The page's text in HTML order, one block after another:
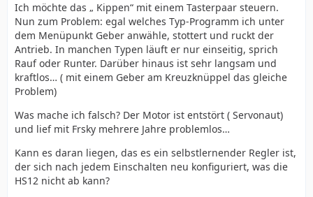
Ich möchte das „ Kippen“ mit einem Tasterpaar steuern.
Nun zum Problem: egal welches Typ-Programm ich unter
dem Menüpunkt Geber anwähle, stottert und ruckt der
Antrieb. In manchen Typen läuft er nur einseitig, sprich
Rauf oder Runter. Darüber hinaus ist sehr langsam und
kraftlos… ( mit einem Geber am Kreuzknüppel das gleiche
Problem)
Was mache ich falsch? Der Motor ist entstört ( Servonaut)
und lief mit Frsky mehrere Jahre problemlos…
Kann es daran liegen, das es ein selbstlernender Regler ist,
der sich nach jedem Einschalten neu konfiguriert, was die
HS12 nicht ab kann?